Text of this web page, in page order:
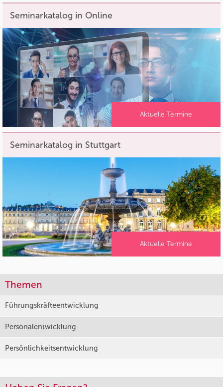
Seminarkatalog in Online
Aktuelle Termine
Seminarkatalog in Stuttgart
Aktuelle Termine
Themen
Führungskräfteentwicklung
Personalentwicklung
Persönlichkeitsentwicklung